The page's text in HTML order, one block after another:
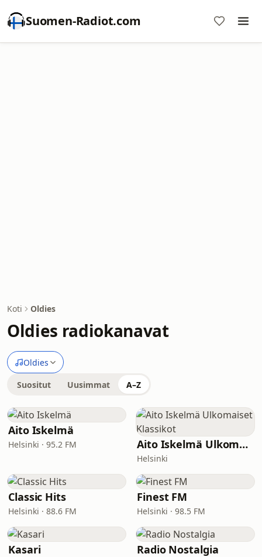
Suomen-Radiot.com
Koti Oldies
Oldies radiokanavat
Oldies
Suositut Uusimmat A–Z
Aito Iskelmä
Helsinki · 95.2 FM Aito Iskelmä Ulkomaiset Klassikot
Helsinki
Classic Hits
Helsinki · 88.6 FM
Finest FM
Helsinki · 98.5 FM
Kasari Radio Nostalgia